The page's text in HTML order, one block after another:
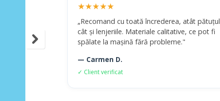
★★★★★
„Recomand cu toată încrederea, atât pătuțul
cât și lenjeriile. Materiale calitative, ce pot fi
spălate la mașină fără probleme."
— Carmen D.
✓ Client verificat